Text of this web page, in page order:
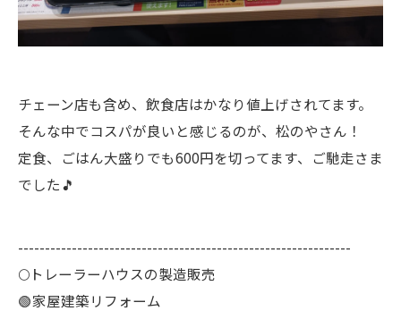
チェーン店も含め、飲食店はかなり値上げされてます。
そんな中でコスパが良いと感じるのが、松のやさん！
定食、ごはん大盛りでも600円を切ってます、ご馳走さま
でした🎵
--------------------------------------------------------------
🌕️トレーラーハウスの製造販売
🟢家屋建築リフォーム